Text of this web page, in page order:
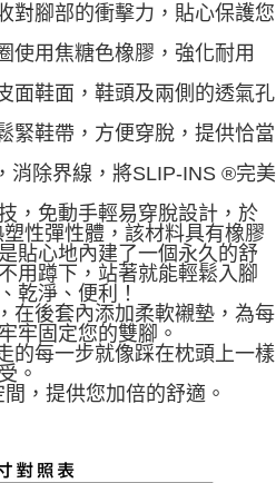
對腳部的衝擊力，貼心保護您
使用焦糖色橡膠，強化耐用
面鞋面，鞋頭及兩側的透氣孔
緊鞋帶，方便穿脫，提供恰當
消除界線，將SLIP-INS ®完美
，免動手輕易穿脫設計，於
性彈性體，該材料具有橡膠
貼心地內建了一個永久的舒
用蹲下，站著就能輕鬆入腳
乾淨、便利！
在後套內添加柔軟襯墊，為每
牢固定您的雙腳。
的每一步就像踩在枕頭上一樣
。
，提供您加倍的舒適。